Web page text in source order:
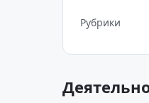
Рубрики